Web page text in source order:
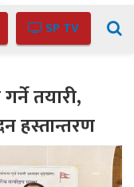
SP TV
तयारी,
हस्तान्तरण